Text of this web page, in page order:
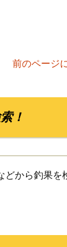
前のページ
！
どから釣果を